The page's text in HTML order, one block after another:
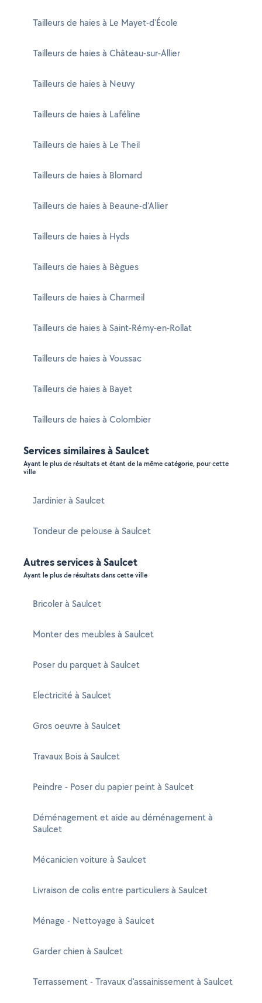
Tailleurs de haies à Le Mayet-d'École
Tailleurs de haies à Château-sur-Allier
Tailleurs de haies à Neuvy
Tailleurs de haies à Laféline
Tailleurs de haies à Le Theil
Tailleurs de haies à Blomard
Tailleurs de haies à Beaune-d'Allier
Tailleurs de haies à Hyds
Tailleurs de haies à Bègues
Tailleurs de haies à Charmeil
Tailleurs de haies à Saint-Rémy-en-Rollat
Tailleurs de haies à Voussac
Tailleurs de haies à Bayet
Tailleurs de haies à Colombier
Services similaires à Saulcet
Ayant le plus de résultats et étant de la même catégorie, pour cette
ville
Jardinier à Saulcet
Tondeur de pelouse à Saulcet
Autres services à Saulcet
Ayant le plus de résultats dans cette ville
Bricoler à Saulcet
Monter des meubles à Saulcet
Poser du parquet à Saulcet
Electricité à Saulcet
Gros oeuvre à Saulcet
Travaux Bois à Saulcet
Peindre - Poser du papier peint à Saulcet
Déménagement et aide au déménagement à
Saulcet
Mécanicien voiture à Saulcet
Livraison de colis entre particuliers à Saulcet
Ménage - Nettoyage à Saulcet
Garder chien à Saulcet
Terrassement - Travaux d'assainissement à Saulcet